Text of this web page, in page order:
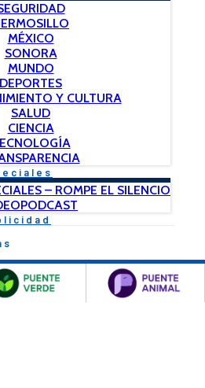
MÉXICO
SONORA
MUNDO
DEPORTES
Y CULTURA
SALUD
CIENCIA
– ROMPE EL SILENCIO